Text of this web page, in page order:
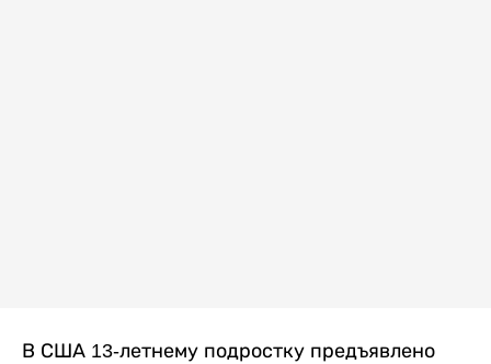
В США 13-летнему подростку предъявлено